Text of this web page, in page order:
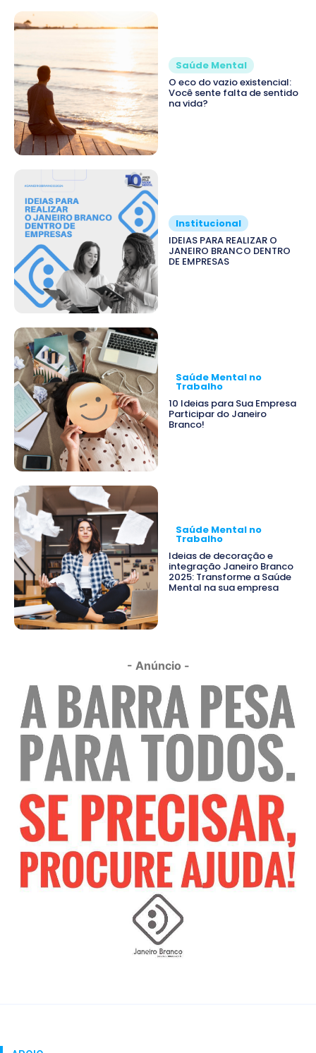
Saúde Mental
O eco do vazio existencial:
Você sente falta de sentido
na vida?
Institucional
IDEIAS PARA REALIZAR O
JANEIRO BRANCO DENTRO
DE EMPRESAS
Saúde Mental no
Trabalho
10 Ideias para Sua Empresa
Participar do Janeiro
Branco!
Saúde Mental no
Trabalho
Ideias de decoração e
integração Janeiro Branco
2025: Transforme a Saúde
Mental na sua empresa
- Anúncio -